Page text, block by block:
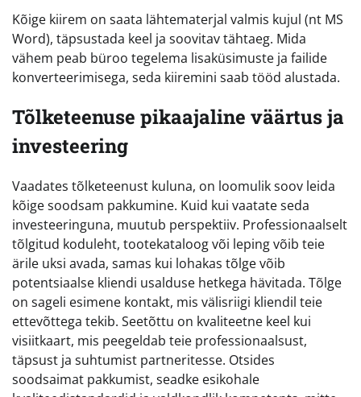
Kõige kiirem on saata lähtematerjal valmis kujul (nt MS
Word), täpsustada keel ja soovitav tähtaeg. Mida
vähem peab büroo tegelema lisaküsimuste ja failide
konverteerimisega, seda kiiremini saab tööd alustada.
Tõlketeenuse pikaajaline väärtus ja
investeering
Vaadates tõlketeenust kuluna, on loomulik soov leida
kõige soodsam pakkumine. Kuid kui vaatate seda
investeeringuna, muutub perspektiiv. Professionaalselt
tõlgitud koduleht, tootekataloog või leping võib teie
ärile uksi avada, samas kui lohakas tõlge võib
potentsiaalse kliendi usalduse hetkega hävitada. Tõlge
on sageli esimene kontakt, mis välisriigi kliendil teie
ettevõttega tekib. Seetõttu on kvaliteetne keel kui
visiitkaart, mis peegeldab teie professionaalsust,
täpsust ja suhtumist partneritesse. Otsides
soodsaimat pakkumist, seadke esikohale